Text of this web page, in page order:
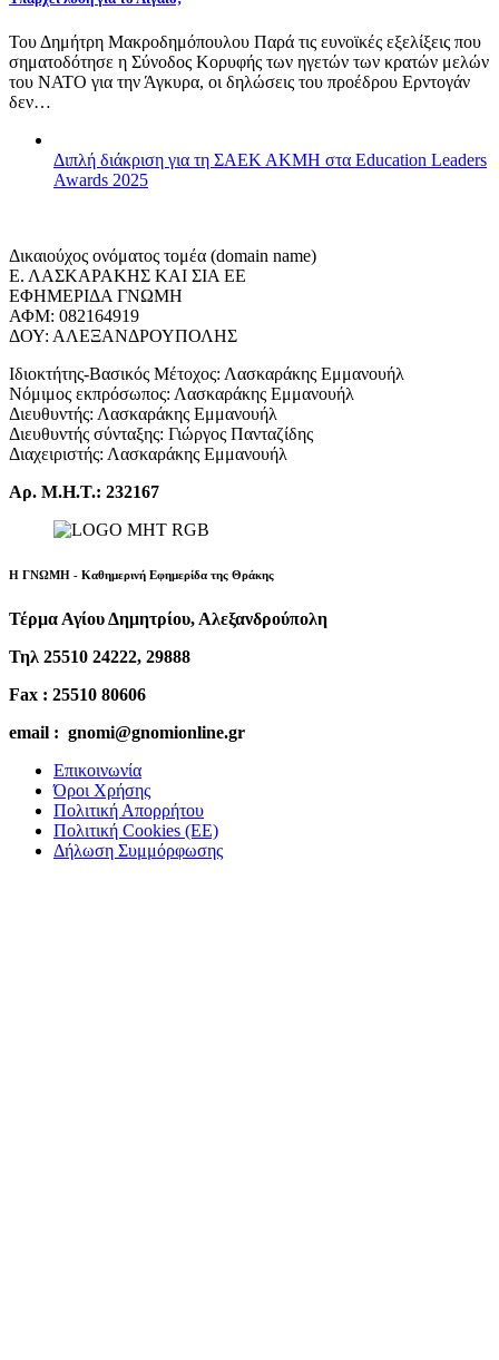
Του Δημήτρη Μακροδημόπουλου Παρά τις ευνοϊκές εξελίξεις που
σηματοδότησε η Σύνοδος Κορυφής των ηγετών των κρατών μελών
του ΝΑΤΟ για την Άγκυρα, οι δηλώσεις του προέδρου Ερντογάν
δεν…
Διπλή διάκριση για τη ΣΑΕΚ ΑΚΜΗ στα Education Leaders
Awards 2025
Δικαιούχος ονόματος τομέα (domain name)
Ε. ΛΑΣΚΑΡΑΚΗΣ ΚΑΙ ΣΙΑ ΕΕ
ΕΦΗΜΕΡΙΔΑ ΓΝΩΜΗ
ΑΦΜ: 082164919
ΔΟΥ: ΑΛΕΞΑΝΔΡΟΥΠΟΛΗΣ
Ιδιοκτήτης-Βασικός Μέτοχος: Λασκαράκης Εμμανουήλ
Νόμιμος εκπρόσωπος: Λασκαράκης Εμμανουήλ
Διευθυντής: Λασκαράκης Εμμανουήλ
Διευθυντής σύνταξης: Γιώργος Πανταζίδης
Διαχειριστής: Λασκαράκης Εμμανουήλ
Αρ. Μ.Η.Τ.: 232167
Η ΓΝΩΜΗ - Καθημερινή Εφημερίδα της Θράκης
Τέρμα Αγίου Δημητρίου, Αλεξανδρούπολη
Τηλ 25510 24222, 29888
Fax : 25510 80606
email : gnomi@gnomionline.gr
Επικοινωνία
Όροι Χρήσης
Πολιτική Απορρήτου
Πολιτική Cookies (ΕΕ)
Δήλωση Συμμόρφωσης